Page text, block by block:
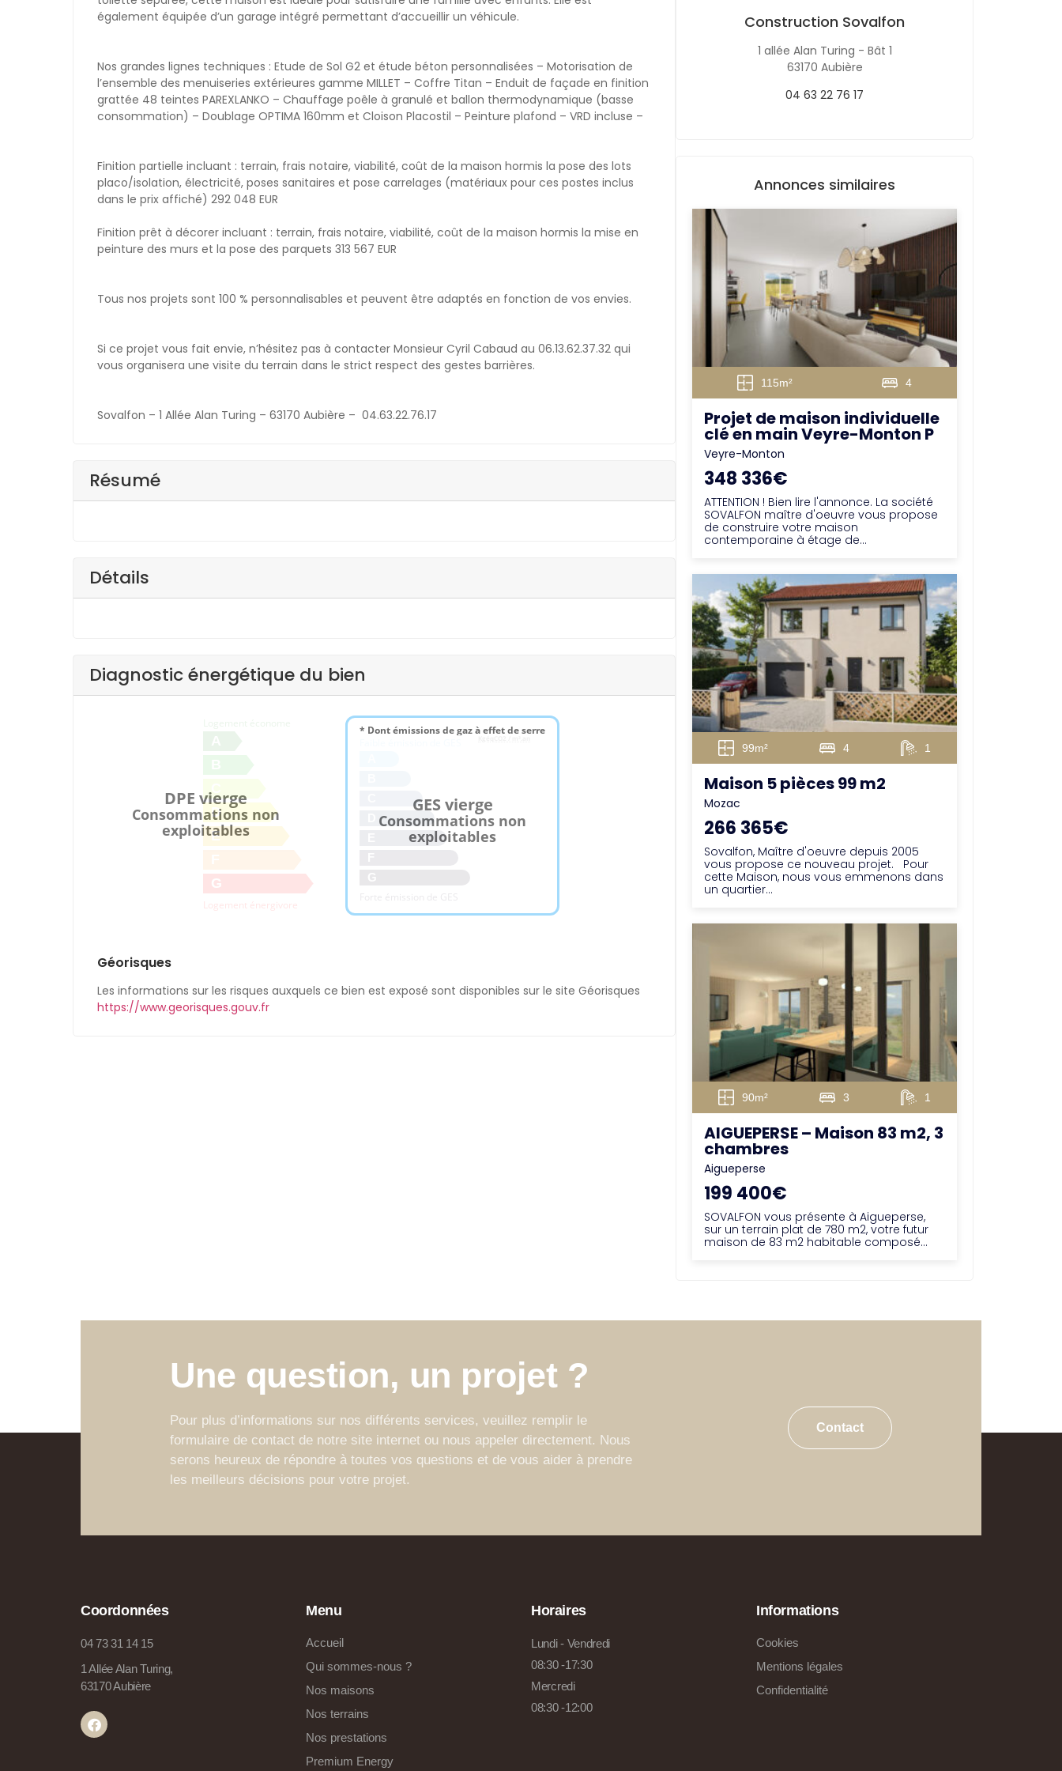
également équipée d’un garage intégré permettant d’accueillir un véhicule.
Nos grandes lignes techniques : Etude de Sol G2 et étude béton personnalisées – Motorisation de
l’ensemble des menuiseries extérieures gamme MILLET – Coffre Titan – Enduit de façade en finition
grattée 48 teintes PAREXLANKO – Chauffage poêle à granulé et ballon thermodynamique (basse
consommation) – Doublage OPTIMA 160mm et Cloison Placostil – Peinture plafond – VRD incluse –
Finition partielle incluant : terrain, frais notaire, viabilité, coût de la maison hormis la pose des lots
placo/isolation, électricité, poses sanitaires et pose carrelages (matériaux pour ces postes inclus
dans le prix affiché) 292 048 EUR
Finition prêt à décorer incluant : terrain, frais notaire, viabilité, coût de la maison hormis la mise en
peinture des murs et la pose des parquets 313 567 EUR
Tous nos projets sont 100 % personnalisables et peuvent être adaptés en fonction de vos envies.
Si ce projet vous fait envie, n’hésitez pas à contacter Monsieur Cyril Cabaud au 06.13.62.37.32 qui
vous organisera une visite du terrain dans le strict respect des gestes barrières.
Sovalfon – 1 Allée Alan Turing – 63170 Aubière – 04.63.22.76.17
Résumé
Détails
Diagnostic énergétique du bien
C
D
E
G
Logement énergivore
DPE vierge
Consommations non
exploitables
* Dont émissions de gaz à effet de serre
GES vierge
Consommations non
exploitables
Géorisques
Les informations sur les risques auxquels ce bien est exposé sont disponibles sur le site Géorisques
https://www.georisques.gouv.fr
Construction Sovalfon
1 allée Alan Turing - Bât 1
63170 Aubière
04 63 22 76 17
Annonces similaires
115m² 4
Projet de maison individuelle
clé en main Veyre-Monton P
Veyre-Monton
348 336€
ATTENTION ! Bien lire l'annonce. La société
SOVALFON maître d'oeuvre vous propose
de construire votre maison
contemporaine à étage de...
99m² 4 1
Maison 5 pièces 99 m2
Mozac
266 365€
Sovalfon, Maître d'oeuvre depuis 2005
vous propose ce nouveau projet. Pour
cette Maison, nous vous emmenons dans
un quartier...
90m² 3 1
AIGUEPERSE – Maison 83 m2, 3
chambres
Aigueperse
199 400€
SOVALFON vous présente à Aigueperse,
sur un terrain plat de 780 m2, votre futur
maison de 83 m2 habitable composé...
Une question, un projet ?
Pour plus d’informations sur nos différents services, veuillez remplir le
formulaire de contact de notre site internet ou nous appeler directement. Nous
serons heureux de répondre à toutes vos questions et de vous aider à prendre
les meilleurs décisions pour votre projet.
Contact
Coordonnées
04 73 31 14 15
1 Allée Alan Turing,
63170 Aubière
Menu
Accueil
Qui sommes-nous ?
Nos maisons
Nos terrains
Nos prestations
Premium Energy
Horaires
Lundi - Vendredi
08:30 -17:30
Mercredi
08:30 -12:00
Informations
Cookies
Mentions légales
Confidentialité